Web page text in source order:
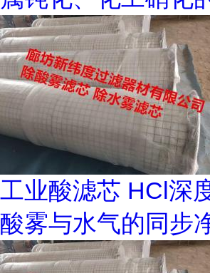
工业酸滤芯 HCl深
酸雾与水气的同步